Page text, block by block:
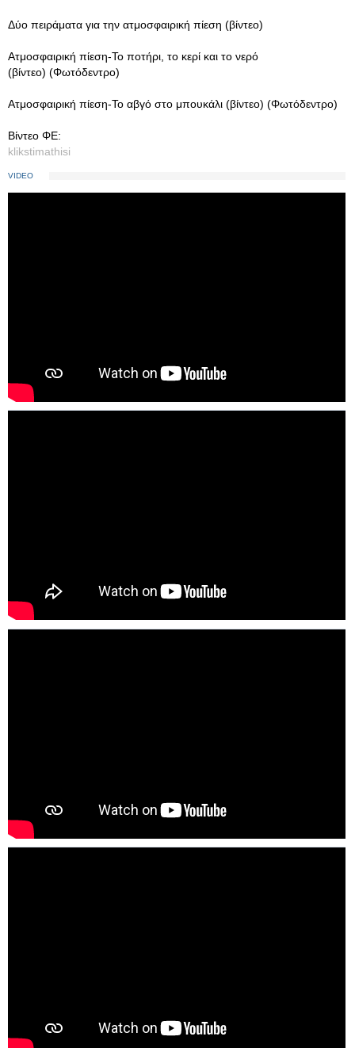
Δύο πειράματα για την ατμοσφαιρική πίεση (βίντεο)
Ατμοσφαιρική πίεση-Το ποτήρι, το κερί και το νερό
(βίντεο) (Φωτόδεντρο)
Ατμοσφαιρική πίεση-Το αβγό στο μπουκάλι (βίντεο) (Φωτόδεντρο)
Βίντεο ΦΕ:
klikstimathisi
VIDEO